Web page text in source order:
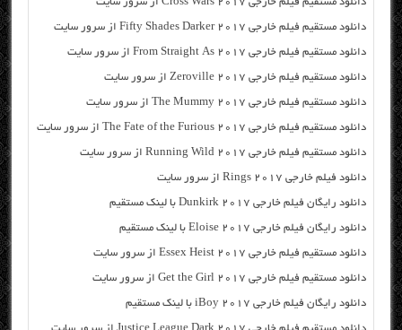
دانلود مستقیم فیلم خارجی Cross Wars 2017 از سرور سایت
دانلود مستقیم فیلم خارجی Fifty Shades Darker 2017 از سرور سایت
دانلود مستقیم فیلم خارجی From Straight As 2017 از سرور سایت
دانلود مستقیم فیلم خارجی Zeroville 2017 از سرور سایت
دانلود مستقیم فیلم خارجی The Mummy 2017 از سرور سایت
دانلود مستقیم فیلم خارجی The Fate of the Furious 2017 از سرور سایت
دانلود مستقیم فیلم خارجی Running Wild 2017 از سرور سایت
دانلود فیلم خارجی Rings 2017 از سرور سایت
دانلود رایگان فیلم خارجی Dunkirk 2017 با لینک مستقیم
دانلود رایگان فیلم خارجی Eloise 2017 با لینک مستقیم
دانلود مستقیم فیلم خارجی Essex Heist 2017 از سرور سایت
دانلود مستقیم فیلم خارجی Get the Girl 2017 از سرور سایت
دانلود رایگان فیلم خارجی iBoy 2017 با لینک مستقیم